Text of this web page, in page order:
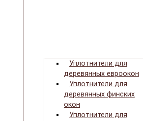
Уплотнители для
деревянных евроокон
Уплотнители для
деревянных финских
окон
Уплотнители для